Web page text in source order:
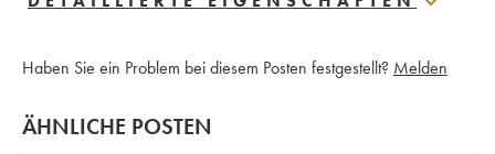
Haben Sie ein Problem bei diesem Posten festgestellt? Melden
ÄHNLICHE POSTEN